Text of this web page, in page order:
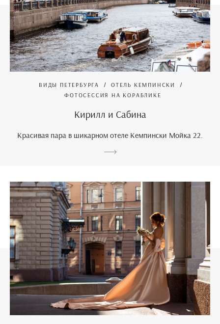
ВИДЫ ПЕТЕРБУРГА
ОТЕЛЬ КЕМПИНСКИ
ФОТОСЕССИЯ НА КОРАБЛИКЕ
Кирилл и Сабина
Красивая пара в шикарном отеле Кемпински Мойка 22.